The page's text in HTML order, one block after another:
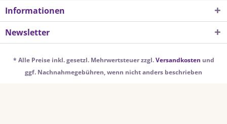
Informationen
Newsletter
* Alle Preise inkl. gesetzl. Mehrwertsteuer zzgl.Versandkosten und
ggf. Nachnahmegebühren, wenn nicht anders beschrieben